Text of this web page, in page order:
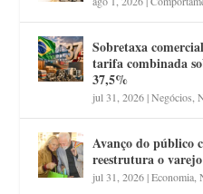
Sobretaxa
tarifa combinada
37,5%
jul 31, 2026|Negócios,
Avanço do público
reestrutura o
jul 31, 2026|Economia,